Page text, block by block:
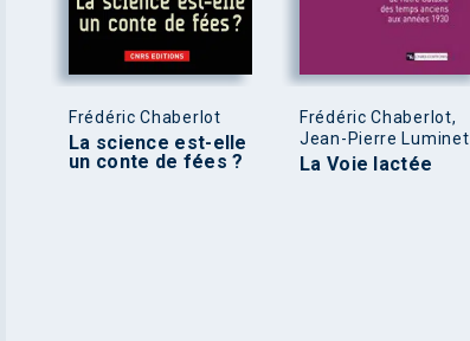
Frédéric Chaberlot
La science est-elle
un conte de fées ?
Frédéric Chaberlot,
Jean-Pierre Luminet
La Voie lactée